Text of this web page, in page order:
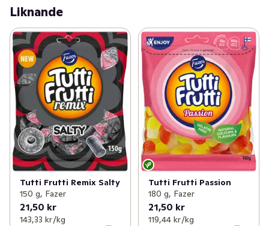
Liknande
Tutti Frutti Remix Salty
150 g, Fazer
21,50 kr
143,33 kr /kg
Tutti Frutti Passion
180 g, Fazer
21,50 kr
119,44 kr /kg